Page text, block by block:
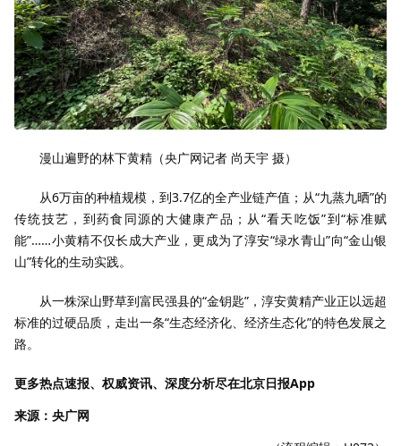
漫山遍野的林下黄精（央广网记者 尚天宇 摄）
从6万亩的种植规模，到3.7亿的全产业链产值；从“九蒸九晒”的
传统技艺，到药食同源的大健康产品；从“看天吃饭”到“标准赋
能”……小黄精不仅长成大产业，更成为了淳安“绿水青山”向“金山银
山”转化的生动实践。
从一株深山野草到富民强县的“金钥匙”，淳安黄精产业正以远超
标准的过硬品质，走出一条“生态经济化、经济生态化”的特色发展之
路。
更多热点速报、权威资讯、深度分析尽在北京日报App
来源：央广网